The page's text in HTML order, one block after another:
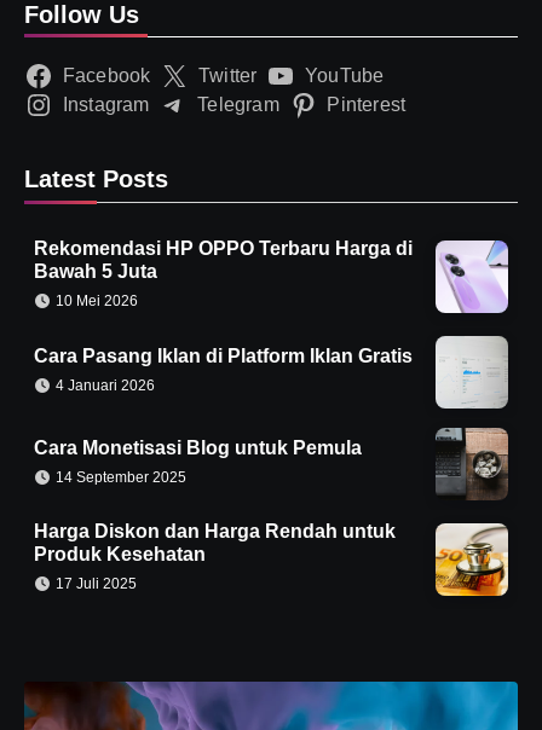
Follow Us
Facebook Twitter
YouTube
Instagram
Telegram Pinterest
Latest Posts
Rekomendasi HP OPPO Terbaru Harga di
Bawah 5 Juta
10 Mei 2026
Cara Pasang Iklan di Platform Iklan Gratis
4 Januari 2026
Cara Monetisasi Blog untuk Pemula
14 September 2025
Harga Diskon dan Harga Rendah untuk
Produk Kesehatan
17 Juli 2025